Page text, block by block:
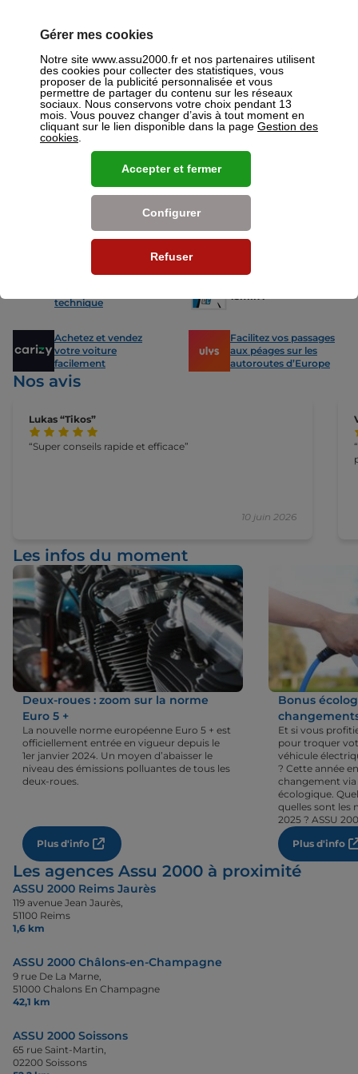
Nos offres pour les particuliers
Assurance Auto
de conducteurs. Jeunes permis,
conducteurs expérimentés,
malussés ou résiliés : nous avons
des solutions pour chacun.
-15% sur votre
technique
15min !
Achetez et vendez
votre voiture
facilement
Facilitez vos passages
aux péages sur les
autoroutes d’Europe
Nos avis
Lukas “Tikos”
10 juin 2026
Super conseils rapide et efficace
Les infos du moment
Deux-roues : zoom sur la norme
Euro 5 +
La nouvelle norme européenne Euro 5 + est
officiellement entrée en vigueur depuis le
1er janvier 2024. Un moyen d’abaisser le
niveau des émissions polluantes de tous les
deux-roues.
Plus d'info
Bonus
Et si vous
pour troquer
véhicule
? Cette année
changement
écologique.
quelles sont les
2025 ? ASSU
Plus d'info
Les agences Assu 2000 à proximité
ASSU 2000 Reims Jaurès
119 avenue Jean Jaurès,
51100 Reims
1,6 km
ASSU 2000 Châlons-en-Champagne
9 rue De La Marne,
51000 Chalons En Champagne
42,1 km
ASSU 2000 Soissons
65 rue Saint-Martin,
02200 Soissons
Gérer mes cookies
Notre site www.assu2000.fr et nos partenaires utilisent
des cookies pour collecter des statistiques, vous
proposer de la publicité personnalisée et vous
permettre de partager du contenu sur les réseaux
sociaux. Nous conservons votre choix pendant 13
mois. Vous pouvez changer d’avis à tout moment en
cliquant sur le lien disponible dans la page Gestion des
cookies
Refuser
Configurer
Accepter et fermer